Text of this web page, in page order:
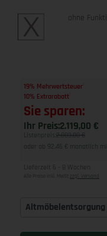
ohne
19% Mehrwertsteuer
10% Extrarabatt
Sie sparen:
Ihr Preis:2.119,00 €
Listenpreis: 2.803,00 €
oder ab 92,46 € monatlich
Lieferzeit 6 - 8 Wochen
Alle Preise inkl. MwSt zzgl. Versand
Altmöbelentsorgung